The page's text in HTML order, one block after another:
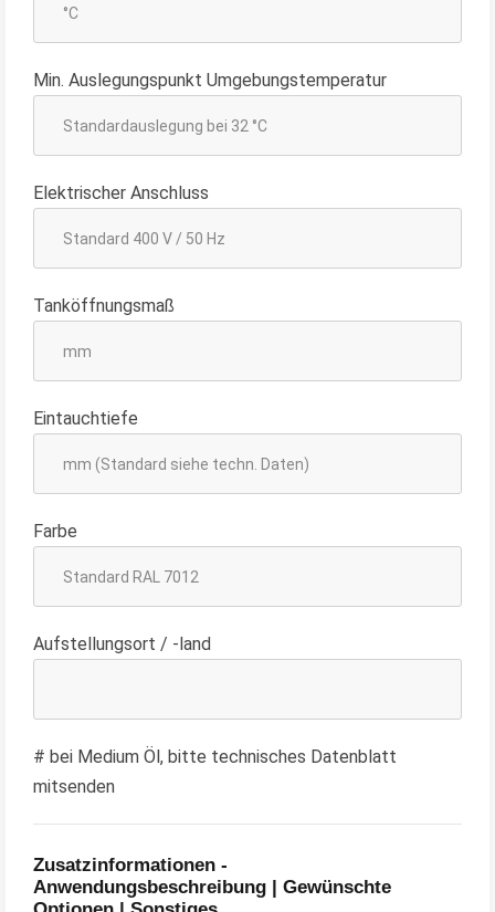
Min. Auslegungspunkt Umgebungstemperatur
Elektrischer Anschluss
Tanköffnungsmaß
Eintauchtiefe
Farbe
Aufstellungsort / -land
# bei Medium Öl, bitte technisches Datenblatt
mitsenden
Zusatzinformationen -
Anwendungsbeschreibung | Gewünschte